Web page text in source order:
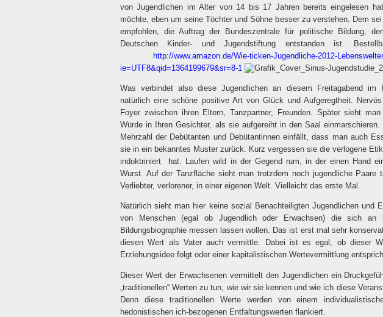
von Jugendlichen im Alter von 14 bis 17 Jahren bereits eingelesen
möchte, eben um seine Töchter und Söhne besser zu verstehen. Dem
empfohlen, die Auftrag der Bundeszentrale für politische Bildung,
Deutschen Kinder- und Jugendstiftung entstanden ist.
http://www.amazon.de/Wie-ticken-Jugendliche-2012-
ie=UTF8&qid=1364199679&sr=8-1
Was verbindet also diese Jugendlichen an diesem Freitagabend im
natürlich eine schöne positive Art von Glück und Aufgeregtheit.
Foyer zwischen ihren Eltern, Tanzpartner, Freunden. Später sieht
Würde in Ihren Gesichter, als sie aufgereiht in den Saal
Mehrzahl der Debütanten und Debütantinnen einfällt, dass man auch
sie in ein bekanntes Muster zurück. Kurz vergessen sie die verlogene
indoktriniert
hat. Laufen wild in der Gegend rum, in der einen Hand
Wurst. Auf der Tanzfläche sieht man trotzdem noch jugendliche Paare
Verliebter, verlorener, in einer eigenen Welt. Vielleicht das erste Mal.
Natürlich sieht man hier keine sozial Benachteiligten Jugendlichen und
von Menschen (egal ob Jugendlich oder Erwachsen) die sich an
Bildungsbiographie messen lassen wollen. Das ist erst mal sehr
diesen Wert als Vater auch vermittle. Dabei ist es egal, ob dieser
Erziehungsidee folgt oder einer kapitalistischen Wertevermittlung
Dieser Wert der Erwachsenen vermittelt den Jugendlichen ein
„traditionellen“ Werten zu tun, wie wir sie kennen und wie ich diese
Denn diese traditionellen Werte werden von einem
hedonistischen ich-bezogenen Entfaltungswerten flankiert.